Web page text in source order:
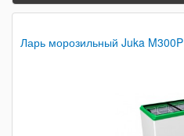
Ларь морозильный Juka M300P